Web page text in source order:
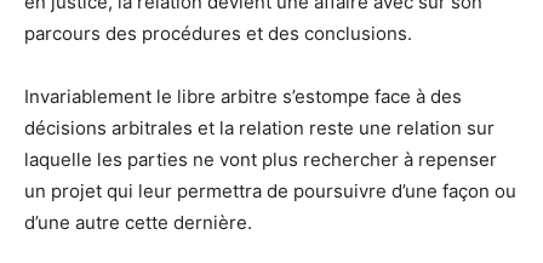
parcours des procédures et des conclusions.
Invariablement le libre arbitre s’estompe face à des
décisions arbitrales et la relation reste une relation sur
laquelle les parties ne vont plus rechercher à repenser
un projet qui leur permettra de poursuivre d’une façon ou
d’une autre cette dernière.